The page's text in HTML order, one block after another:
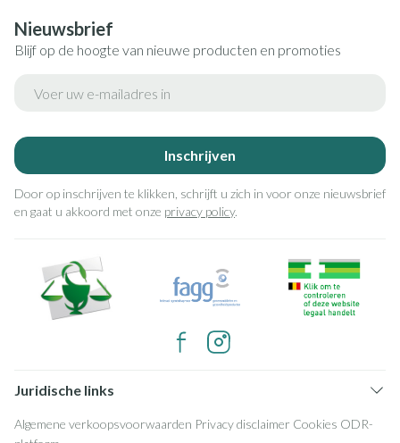
Nieuwsbrief
Blijf op de hoogte van nieuwe producten en promoties
Inschrijven
Door op inschrijven te klikken, schrijft u zich in voor onze nieuwsbrief
en gaat u akkoord met onze privacy policy.
Juridische links
Algemene verkoopsvoorwaarden Privacy disclaimer Cookies ODR-